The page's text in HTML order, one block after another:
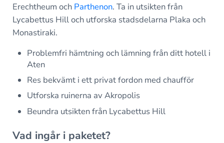
Erechtheum och Parthenon. Ta in utsikten från
Lycabettus Hill och utforska stadsdelarna Plaka och
Monastiraki.
Problemfri hämtning och lämning från ditt hotell i
Aten
Res bekvämt i ett privat fordon med chaufför
Utforska ruinerna av Akropolis
Beundra utsikten från Lycabettus Hill
Vad ingår i paketet?